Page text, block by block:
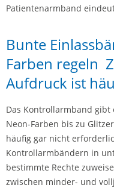
Patientenarmband
Bunte
Farben regeln
Aufdruck ist
Das Kontrollarmband gibt
Neon-Farben bis zu
häufig gar nicht
Kontrollarmbändern in
bestimmte Rechte
zwischen minder- und